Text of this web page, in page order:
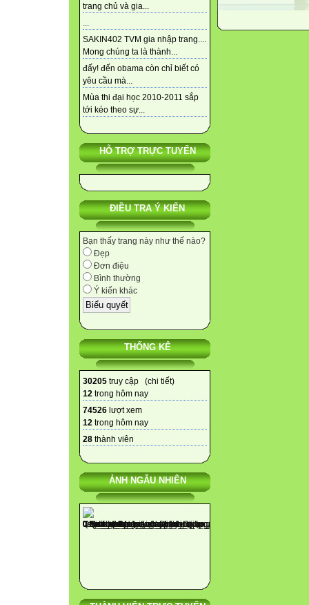
trang chủ và gia...
...
SAKIN402 TVM gia nhập trang....
Mong chúng ta là thành...
đấy! đến obama còn chỉ biết có
yêu cầu mà...
Mùa thi đại học 2010-2011 sắp
tới kéo theo sự...
HỖ TRỢ TRỰC TUYẾN
ĐIỀU TRA Ý KIẾN
Bạn thấy trang này như thế nào?
Đẹp
Đơn điệu
Bình thường
Ý kiến khác
THỐNG KÊ
30205 truy cập (chi tiết)
12 trong hôm nay
74526 lượt xem
12 trong hôm nay
28 thành viên
ẢNH NGẪU NHIÊN